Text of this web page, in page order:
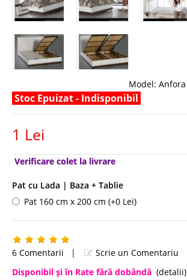
Model: Anfora
Stoc Epuizat - Indisponibil
1 Lei
Verificare colet la livrare
Pat cu Lada | Baza + Tablie
Pat 160 cm x 200 cm (+0 Lei)
6 Comentarii |
Scrie un Comentariu
Disponibil şi în Rate fără dobândă (detalii)